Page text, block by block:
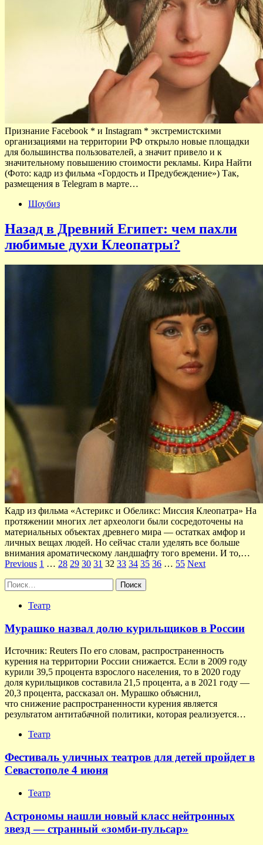
Признание Facebook * и Instagram * экстремистскими
организациями на территории РФ открыло новые площадки
для большинства пользователей, а значит привело и к
значительному повышению стоимости рекламы. Кира Найти
(Фото: кадр из фильма «Гордость и Предубеждение») Так,
размещения в Telegram в марте…
Шоубиз
Назад в Древний Египет: чем пахли
любимые духи Клеопатры?
Кадр из фильма «Астерикс и Обеликс: Миссия Клеопатра» На
протяжении многих лет археологи были сосредоточены на
материальных объектах древнего мира — остатках амфор и
личных вещах людей. Но сейчас стали уделять все больше
внимания ароматическому ландшафту того времени. И то,…
Пагинация
записей
Previous 1 … 28 29 30 31 32 33 34 35 36 … 55 Next
Найти:
Театр
Мурашко назвал долю курильщиков в России
Источник: Reuters По его словам, распространенность
курения на территории России снижается. Если в 2009 году
курили 39,5 процента взрослого населения, то в 2020 году
доля курильщиков составила 21,5 процента, а в 2021 году —
20,3 процента, рассказал он. Мурашко объяснил,
что снижение распространенности курения является
результатом антитабачной политики, которая реализуется…
Театр
Фестиваль уличных театров для детей пройдет в
Севастополе 4 июня
Театр
Астрономы нашли новый класс нейтронных
звезд — странный «зомби-пульсар»